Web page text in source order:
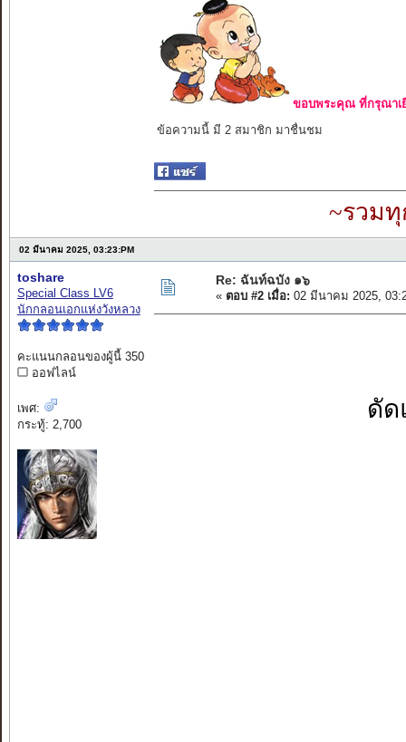
ขอบพระคุณ ที่กรุณาเ
ข้อความนี้ มี 2 สมาชิก มาชื่นชม
~รวมทุ
02 มีนาคม 2025, 03:23:PM
toshare
Special Class LV6
นักกลอนเอกแห่งวังหลวง
คะแนนกลอนของผู้นี้ 350
ออฟไลน์
เพศ:
กระทู้: 2,700
Re: ฉันท์ฉบัง ๑๖
« ตอบ #2 เมื่อ: 02 มีนาคม 2025,
ดัด